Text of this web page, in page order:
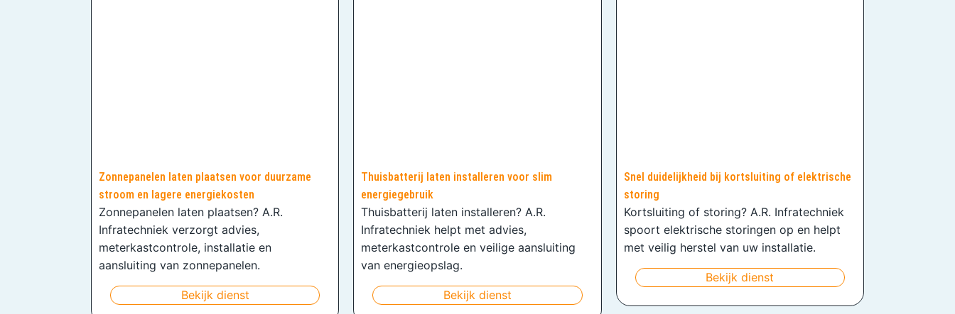
Zonnepanelen laten plaatsen voor duurzame
stroom en lagere energiekosten
Zonnepanelen laten plaatsen? A.R.
Infratechniek verzorgt advies,
meterkastcontrole, installatie en
aansluiting van zonnepanelen.
Bekijk dienst
Thuisbatterij laten installeren voor slim
energiegebruik
Thuisbatterij laten installeren? A.R.
Infratechniek helpt met advies,
meterkastcontrole en veilige aansluiting
van energieopslag.
Bekijk dienst
Snel duidelijkheid bij kortsluiting of elektrische
storing
Kortsluiting of storing? A.R. Infratechniek
spoort elektrische storingen op en helpt
met veilig herstel van uw installatie.
Bekijk dienst